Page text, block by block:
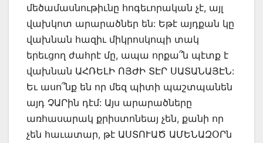
մեծամասնութիւնը հոգեւորական չէ, այլ
վախկոտ արարածներ են: Եթէ այդքան կը
վախնան հազիւ միկրոսկոպի տակ
երեւցող ժահրէ մը, ապա որքա՞ն պէտք է
վախնան ԱՀՌԵԼԻ ՈՅԺԻ ՏԷՐ ՍԱՏԱՆԱՅԷՆ:
Եւ ասո՞նք են որ մեզ պիտի պաշտպանեն
այդ ՉԱՐին դէմ: Այս արարածները
առհասարակ քրիստոնեայ չեն, քանի որ
չեն հաւատար, թէ ԱՍՏՈՒԱԾ ԱՄԵՆԱԶՕՐն